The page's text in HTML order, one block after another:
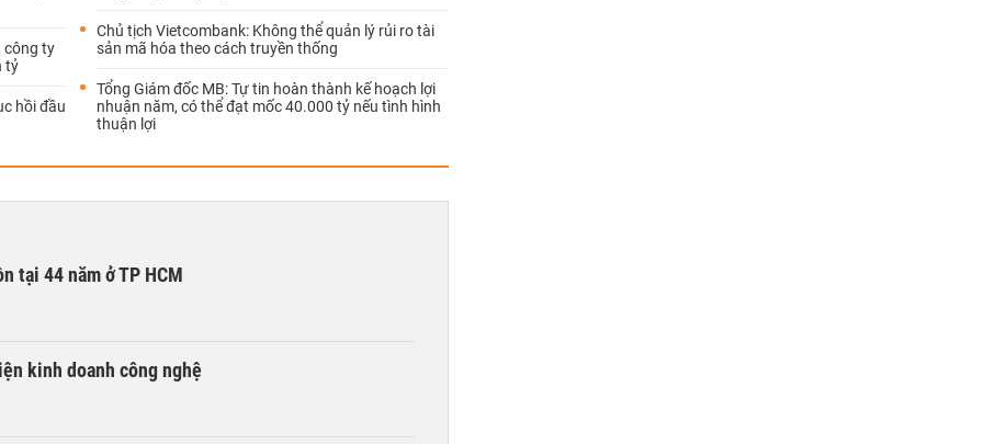
công ty
tỷ
hồi đầu
Chủ tịch Vietcombank: Không thể quản lý rủi ro tài
sản mã hóa theo cách truyền thống
Tổng Giám đốc MB: Tự tin hoàn thành kế hoạch lợi
nhuận năm, có thể đạt mốc 40.000 tỷ nếu tình hình
thuận lợi
tại 44 năm ở TP HCM
kinh doanh công nghệ